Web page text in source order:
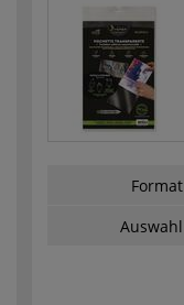
Format
Auswahl